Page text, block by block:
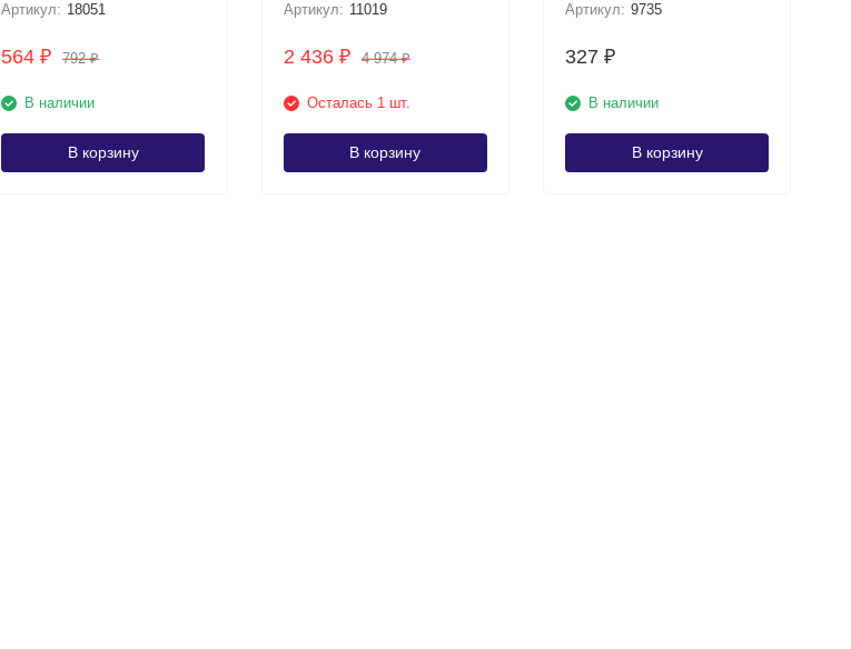
Артикул: 18051
564₽ 792₽
В наличии
В корзину
Артикул: 11019
2 436 ₽ 4 974₽
Осталась 1 шт.
В корзину
Артикул: 9735
327₽
В наличии
В корзину